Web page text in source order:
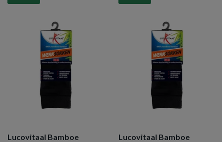
Lucovitaal Bamboe
Lucovitaal Bamboe